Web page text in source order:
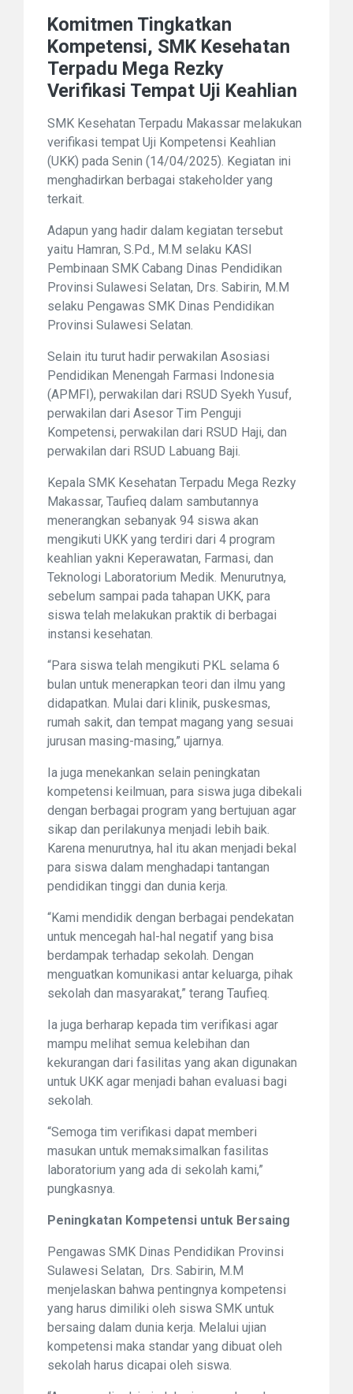
Komitmen Tingkatkan
Kompetensi, SMK Kesehatan
Terpadu Mega Rezky
Verifikasi Tempat Uji Keahlian
SMK Kesehatan Terpadu Makassar melakukan
verifikasi tempat Uji Kompetensi Keahlian
(UKK) pada Senin (14/04/2025). Kegiatan ini
menghadirkan berbagai stakeholder yang
terkait.
Adapun yang hadir dalam kegiatan tersebut
yaitu Hamran, S.Pd., M.M selaku KASI
Pembinaan SMK Cabang Dinas Pendidikan
Provinsi Sulawesi Selatan, Drs. Sabirin, M.M
selaku Pengawas SMK Dinas Pendidikan
Provinsi Sulawesi Selatan.
Selain itu turut hadir perwakilan Asosiasi
Pendidikan Menengah Farmasi Indonesia
(APMFI), perwakilan dari RSUD Syekh Yusuf,
perwakilan dari Asesor Tim Penguji
Kompetensi, perwakilan dari RSUD Haji, dan
perwakilan dari RSUD Labuang Baji.
Kepala SMK Kesehatan Terpadu Mega Rezky
Makassar, Taufieq dalam sambutannya
menerangkan sebanyak 94 siswa akan
mengikuti UKK yang terdiri dari 4 program
keahlian yakni Keperawatan, Farmasi, dan
Teknologi Laboratorium Medik. Menurutnya,
sebelum sampai pada tahapan UKK, para
siswa telah melakukan praktik di berbagai
instansi kesehatan.
“Para siswa telah mengikuti PKL selama 6
bulan untuk menerapkan teori dan ilmu yang
didapatkan. Mulai dari klinik, puskesmas,
rumah sakit, dan tempat magang yang sesuai
jurusan masing-masing,” ujarnya.
Ia juga menekankan selain peningkatan
kompetensi keilmuan, para siswa juga dibekali
dengan berbagai program yang bertujuan agar
sikap dan perilakunya menjadi lebih baik.
Karena menurutnya, hal itu akan menjadi bekal
para siswa dalam menghadapi tantangan
pendidikan tinggi dan dunia kerja.
“Kami mendidik dengan berbagai pendekatan
untuk mencegah hal-hal negatif yang bisa
berdampak terhadap sekolah. Dengan
menguatkan komunikasi antar keluarga, pihak
sekolah dan masyarakat,” terang Taufieq.
Ia juga berharap kepada tim verifikasi agar
mampu melihat semua kelebihan dan
kekurangan dari fasilitas yang akan digunakan
untuk UKK agar menjadi bahan evaluasi bagi
sekolah.
“Semoga tim verifikasi dapat memberi
masukan untuk memaksimalkan fasilitas
laboratorium yang ada di sekolah kami,”
pungkasnya.
Peningkatan Kompetensi untuk Bersaing
Pengawas SMK Dinas Pendidikan Provinsi
Sulawesi Selatan, Drs. Sabirin, M.M
menjelaskan bahwa pentingnya kompetensi
yang harus dimiliki oleh siswa SMK untuk
bersaing dalam dunia kerja. Melalui ujian
kompetensi maka standar yang dibuat oleh
sekolah harus dicapai oleh siswa.